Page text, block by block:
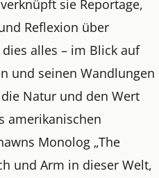
sie Reportage,
Reflexion über
alles – im Blick auf
und seinen Wandlungen
Natur und den Wert
amerikanischen
Monolog „The
und Arm in dieser Welt,